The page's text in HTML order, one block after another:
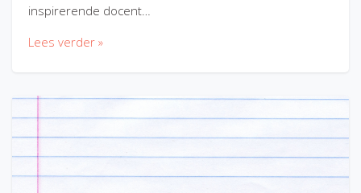
inspirerende docent…
Lees verder »